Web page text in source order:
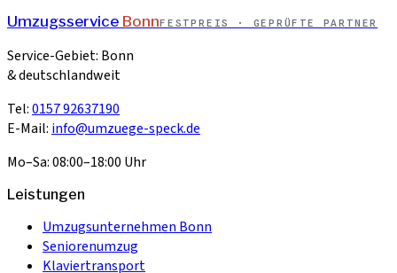
Umzugsservice BonnFESTPREIS · GEPRÜFTE PARTNER
Service-Gebiet: Bonn
& deutschlandweit
Tel:0157 92637190
E-Mail: info@umzuege-speck.de
Mo–Sa: 08:00–18:00 Uhr
Leistungen
Umzugsunternehmen Bonn
Seniorenumzug
Klaviertransport